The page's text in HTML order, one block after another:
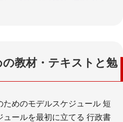
教材・テキストと勉
めのモデルスケジュール 短
ールを最初に立てる 行政書